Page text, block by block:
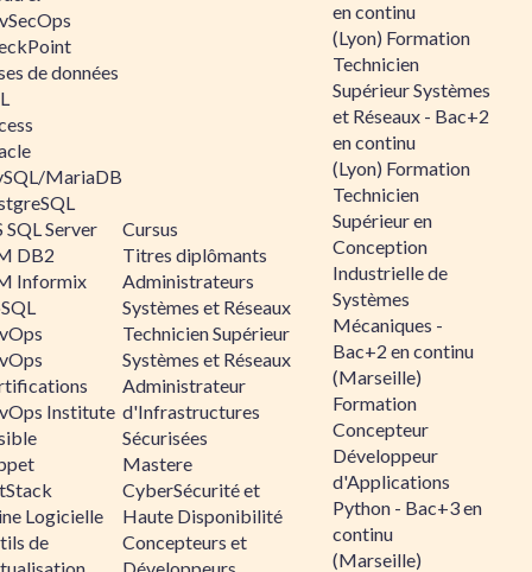
de données
MariaDB
SQL Server
DB2
Informix
Institute
Logicielle
de
Cursus
Titres diplômants
Administrateurs
Systèmes et Réseaux
Technicien Supérieur
Systèmes et Réseaux
Administrateur
d'Infrastructures
Sécurisées
Mastere
CyberSécurité et
Haute Disponibilité
Concepteurs et
en continu
(Lyon) Formation
Technicien
Supérieur Systèmes
et Réseaux - Bac+2
en continu
(Lyon) Formation
Technicien
Supérieur en
Conception
Industrielle de
Systèmes
Mécaniques -
Bac+2 en continu
(Marseille)
Formation
Concepteur
Développeur
d'Applications
Python - Bac+3 en
continu
(Marseille)